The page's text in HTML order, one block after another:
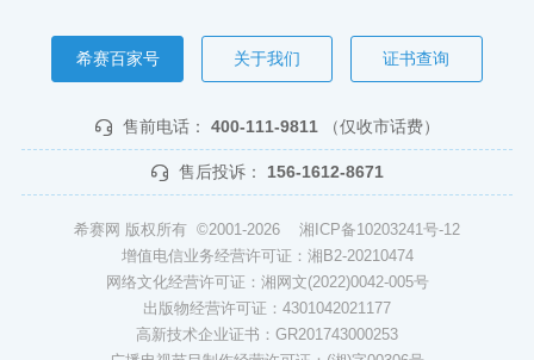
希赛百家号 关于我们 证书查询
售前电话： 400-111-9811 （仅收市话费）
售后投诉： 156-1612-8671
希赛网 版权所有 ©2001-2026 湘ICP备10203241号-12
增值电信业务经营许可证：湘B2-20210474
网络文化经营许可证：湘网文(2022)0042-005号
出版物经营许可证：4301042021177
高新技术企业证书：GR201743000253